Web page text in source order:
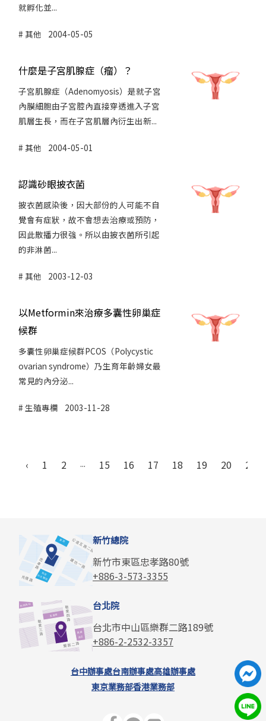
就孵化並...
其他 2004-05-05
什麼是子宮肌腺症（瘤）？
子宮肌腺症（Adenomyosis）是就子宮
內膜細胞由子宮腔內直接穿透進入子宮
肌層生長，而在子宮肌層內衍生出新...
其他 2004-05-01
認識砂眼披衣菌
披衣菌感染後，因大部份的人可能不自
覺會有症狀，故不會想去治療或預防，
因此散播力很強。所以由披衣菌所引起
的非淋菌...
其他 2003-12-03
以Metformin來治療多囊性卵巢症
候群
多囊性卵巢症候群PCOS（Polycystic
ovarian syndrome）乃生育年齡婦女最
常見的內分泌...
生殖專欄 2003-11-28
‹ 1 2 ... 15 16 17 18 19 20 21
新竹總院
新竹市東區忠孝路80號
+886-3-573-3355
台北院
台北市中山區樂群二路189號
+886-2-2532-3357
台中辦事處台南辦事處高雄辦事處
東京業務部香港業務部